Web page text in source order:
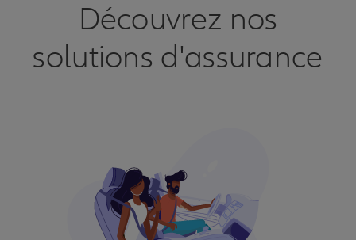
Découvrez nos
solutions d'assurance